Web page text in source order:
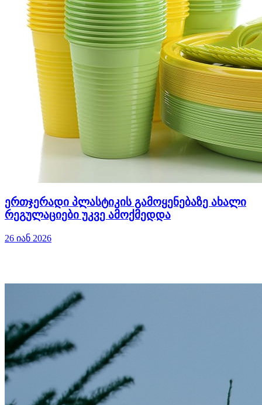
ერთჯერადი პლასტიკის გამოყენებაზე ახალი
რეგულაციები უკვე ამოქმედდა
26 იან 2026